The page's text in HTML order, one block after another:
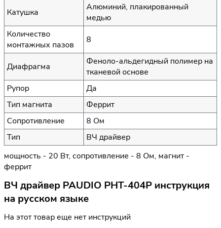
Катушка
Алюминий, плакированный
медью
Количество
монтажных пазов
8
Диафрагма
Феноло-альдегидный полимер на
тканевой основе
Рупор
Да
Тип магнита
Феррит
Сопротивление
8 Ом
Тип
ВЧ драйвер
мощность - 20 Вт, сопротивление - 8 Ом, магнит -
феррит
ВЧ драйвер PAUDIO PHT-404P инструкция
на русском языке
На этот товар еще нет инструкций